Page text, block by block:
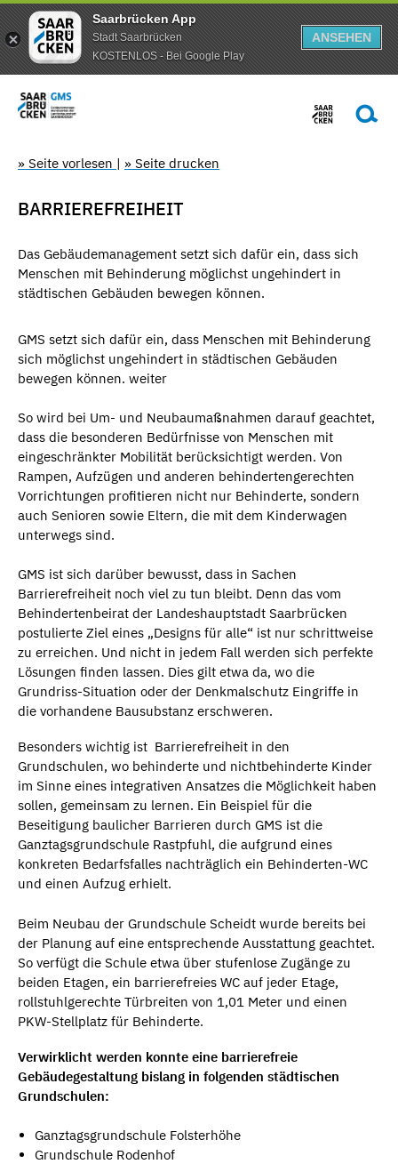
Saarbrücken App
Stadt Saarbrücken
KOSTENLOS - Bei Google Play
ANSEHEN
» Seite vorlesen | » Seite drucken
BARRIEREFREIHEIT
Das Gebäudemanagement setzt sich dafür ein, dass sich
Menschen mit Behinderung möglichst ungehindert in
städtischen Gebäuden bewegen können.
GMS setzt sich dafür ein, dass Menschen mit Behinderung
sich möglichst ungehindert in städtischen Gebäuden
bewegen können. weiter
So wird bei Um- und Neubaumaßnahmen darauf geachtet,
dass die besonderen Bedürfnisse von Menschen mit
eingeschränkter Mobilität berücksichtigt werden. Von
Rampen, Aufzügen und anderen behindertengerechten
Vorrichtungen profitieren nicht nur Behinderte, sondern
auch Senioren sowie Eltern, die mit dem Kinderwagen
unterwegs sind.
GMS ist sich darüber bewusst, dass in Sachen
Barrierefreiheit noch viel zu tun bleibt. Denn das vom
Behindertenbeirat der Landeshauptstadt Saarbrücken
postulierte Ziel eines „Designs für alle“ ist nur schrittweise
zu erreichen. Und nicht in jedem Fall werden sich perfekte
Lösungen finden lassen. Dies gilt etwa da, wo die
Grundriss-Situation oder der Denkmalschutz Eingriffe in
die vorhandene Bausubstanz erschweren.
Besonders wichtig ist Barrierefreiheit in den
Grundschulen, wo behinderte und nichtbehinderte Kinder
im Sinne eines integrativen Ansatzes die Möglichkeit haben
sollen, gemeinsam zu lernen. Ein Beispiel für die
Beseitigung baulicher Barrieren durch GMS ist die
Ganztagsgrundschule Rastpfuhl, die aufgrund eines
konkreten Bedarfsfalles nachträglich ein Behinderten-WC
und einen Aufzug erhielt.
Beim Neubau der Grundschule Scheidt wurde bereits bei
der Planung auf eine entsprechende Ausstattung geachtet.
So verfügt die Schule etwa über stufenlose Zugänge zu
beiden Etagen, ein barrierefreies WC auf jeder Etage,
rollstuhlgerechte Türbreiten von 1,01 Meter und einen
PKW-Stellplatz für Behinderte.
Verwirklicht werden konnte eine barrierefreie
Gebäudegestaltung bislang in folgenden städtischen
Grundschulen:
Ganztagsgrundschule Folsterhöhe
Grundschule Rodenhof